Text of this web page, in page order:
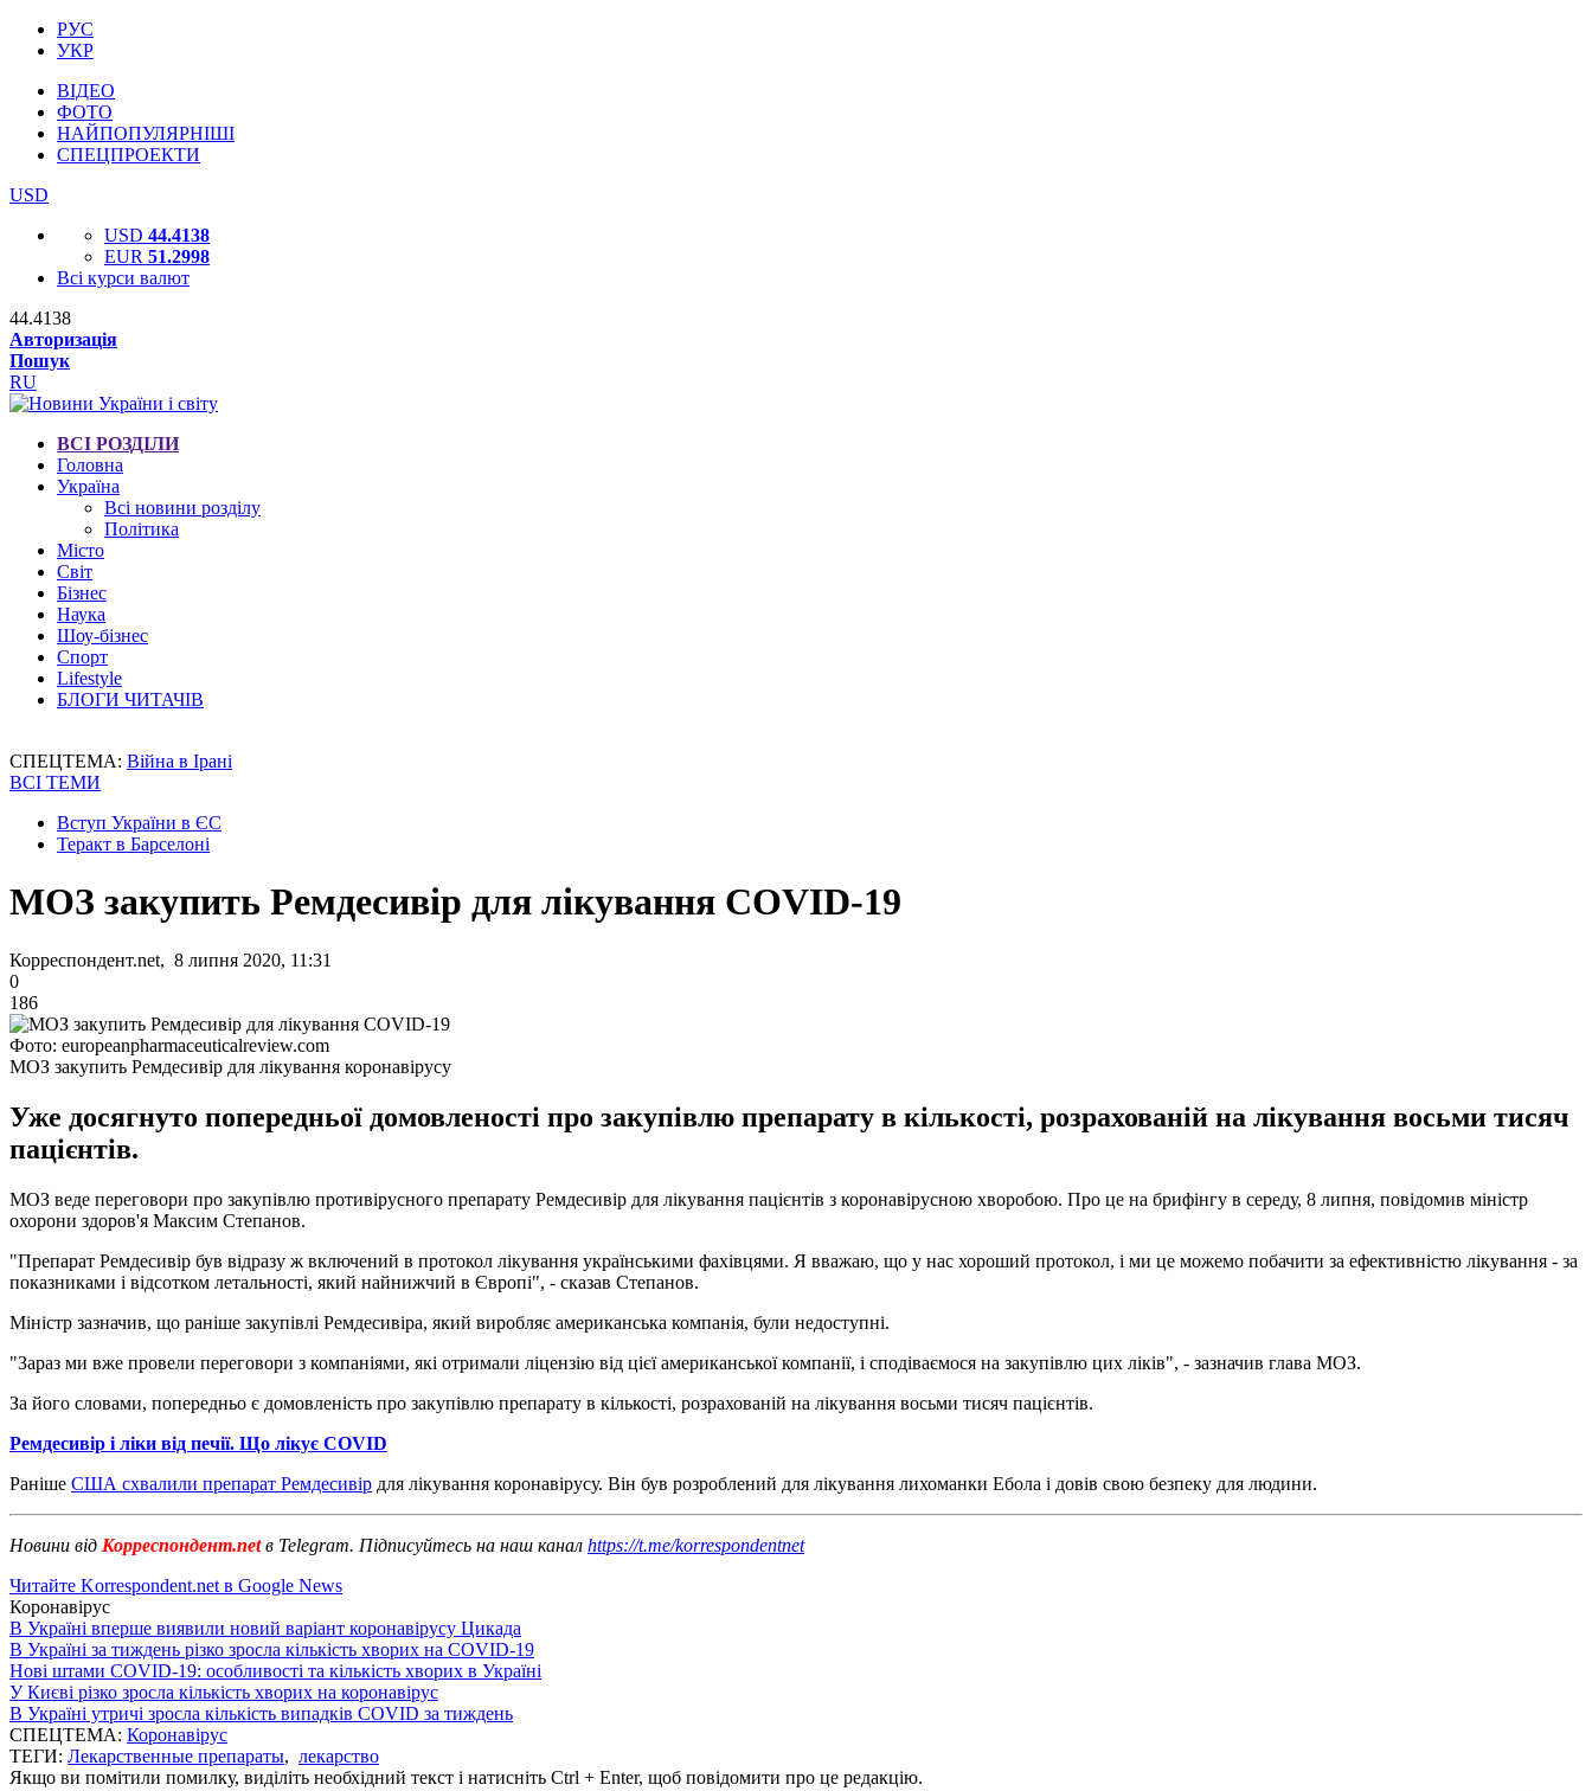
РУС
УКР
ВІДЕО
ФОТО
НАЙПОПУЛЯРНІШІ
СПЕЦПРОЕКТИ
USD
USD 44.4138
EUR 51.2998
Всі курси валют
44.4138
Авторизація
Пошук
RU
ВСІ РОЗДІЛИ
Головна
Україна
Всі новини розділу
Політика
Місто
Світ
Бізнес
Наука
Шоу-бізнес
Спорт
Lifestyle
БЛОГИ ЧИТАЧІВ
СПЕЦТЕМА: Війна в Ірані
ВСІ ТЕМИ
Вступ України в ЄС
Теракт в Барселоні
МОЗ закупить Ремдесивір для лікування COVID-19
Корреспондент.net, 8 липня 2020, 11:31
0
186
Фото: europeanpharmaceuticalreview.com
МОЗ закупить Ремдесивір для лікування коронавірусу
Уже досягнуто попередньої домовленості про закупівлю препарату в кількості, розрахованій на лікування восьми тисяч
пацієнтів.
МОЗ веде переговори про закупівлю противірусного препарату Ремдесивір для лікування пацієнтів з коронавірусною хворобою. Про це на брифінгу в середу, 8 липня, повідомив міністр
охорони здоров'я Максим Степанов.
"Препарат Ремдесивір був відразу ж включений в протокол лікування українськими фахівцями. Я вважаю, що у нас хороший протокол, і ми це можемо побачити за ефективністю лікування - за
показниками і відсотком летальності, який найнижчий в Європі", - сказав Степанов.
Міністр зазначив, що раніше закупівлі Ремдесивіра, який виробляє американська компанія, були недоступні.
"Зараз ми вже провели переговори з компаніями, які отримали ліцензію від цієї американської компанії, і сподіваємося на закупівлю цих ліків", - зазначив глава МОЗ.
За його словами, попередньо є домовленість про закупівлю препарату в кількості, розрахованій на лікування восьми тисяч пацієнтів.
Ремдесивір і ліки від печії. Що лікує COVID
Раніше США схвалили препарат Ремдесивір для лікування коронавірусу. Він був розроблений для лікування лихоманки Ебола і довів свою безпеку для людини.
Новини від Корреспондент.netв Telegram. Підписуйтесь на наш канал https://t.me/korrespondentnet
Читайте Korrespondent.net в Google News
Коронавірус
В Україні вперше виявили новий варіант коронавірусу Цикада
В Україні за тиждень різко зросла кількість хворих на COVID-19
Нові штами COVID-19: особливості та кількість хворих в Україні
У Києві різко зросла кількість хворих на коронавірус
В Україні утричі зросла кількість випадків COVID за тиждень
СПЕЦТЕМА: Коронавірус
ТЕГИ: Лекарственные препараты, лекарство
Якщо ви помітили помилку, виділіть необхідний текст і натисніть Ctrl + Enter, щоб повідомити про це редакцію.